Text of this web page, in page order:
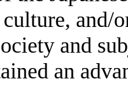
culture, and/
and
an